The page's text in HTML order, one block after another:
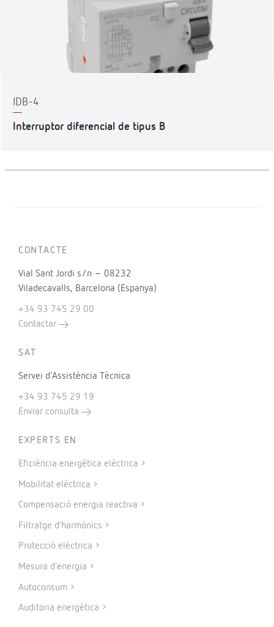
IDB-4
Interruptor diferencial de tipus B
CONTACTE
Vial Sant Jordi s/n – 08232
Viladecavalls, Barcelona (Espanya)
+34 93 745 29 00
Contactar
SAT
Servei d’Assistència Tècnica
+34 93 745 29 19
Enviar consulta
EXPERTS EN
Eficiència energètica elèctrica
Mobilitat elèctrica
Compensació energia reactiva
Filtratge d’harmònics
Protecció elèctrica
Mesura d’energia
Autoconsum
Auditoria energètica